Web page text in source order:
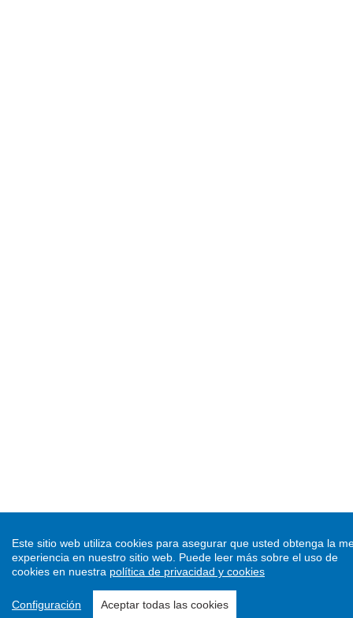
Este sitio web utiliza cookies para asegurar que usted obtenga la
experiencia en nuestro sitio web. Puede leer más sobre el uso de
cookies en nuestra política de privacidad y cookies
Configuración Aceptar todas las cookies